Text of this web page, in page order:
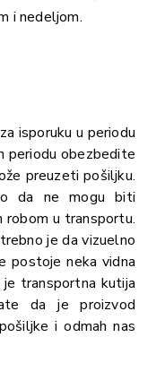
i nedeljom.
isporuku u periodu
periodu obezbedite
preuzeti pošiljku.
da ne mogu biti
robom u transportu.
je da vizuelno
postoje neka vidna
transportna kutija
da je proizvod
i odmah nas